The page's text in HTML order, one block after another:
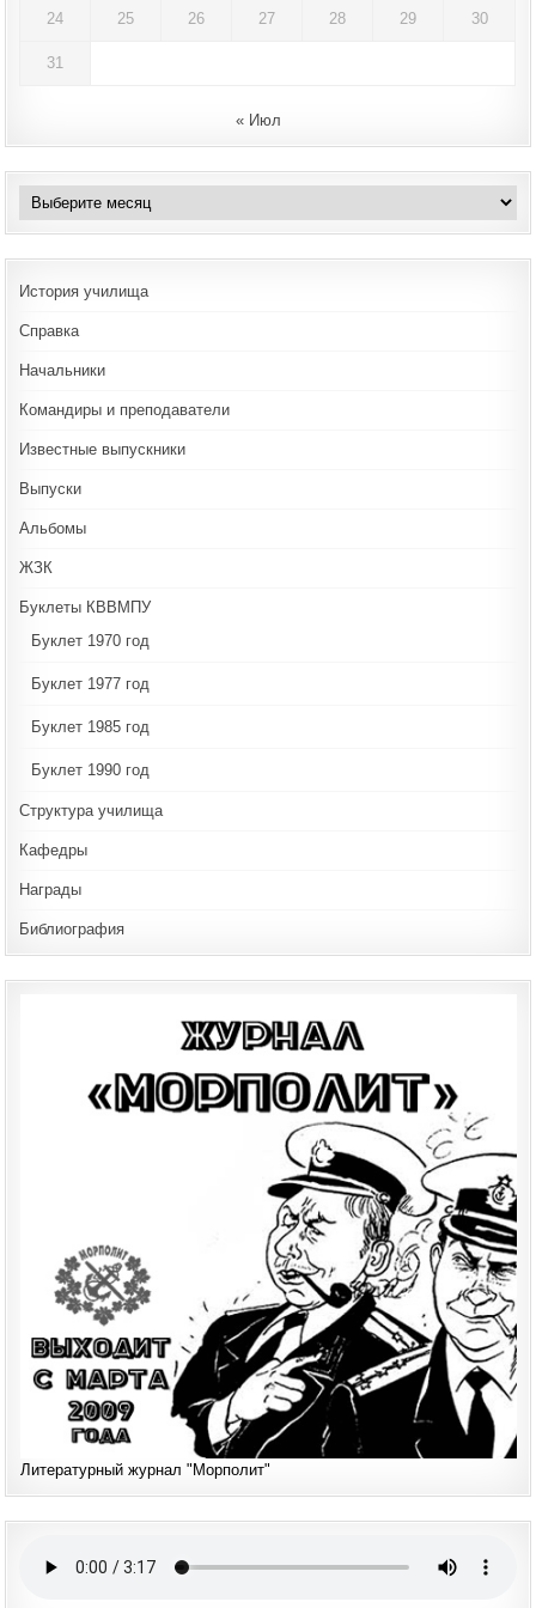
24 25 26 27 28 29 30
31
« Июл
Архивы
История училища
Справка
Начальники
Командиры и преподаватели
Известные выпускники
Выпуски
Альбомы
ЖЗК
Буклеты КВВМПУ
Буклет 1970 год
Буклет 1977 год
Буклет 1985 год
Буклет 1990 год
Структура училища
Кафедры
Награды
Библиография
Литературный журнал "Морполит"